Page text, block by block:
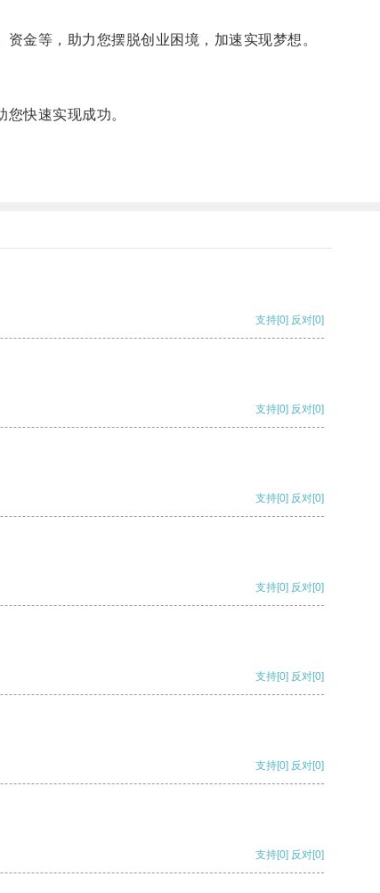
金等，助力您摆脱创业困境，加速实现梦想。
快速实现成功。
支持[0] 反对[0]
支持[0] 反对[0]
支持[0] 反对[0]
支持[0] 反对[0]
支持[0] 反对[0]
支持[0] 反对[0]
支持[0] 反对[0]